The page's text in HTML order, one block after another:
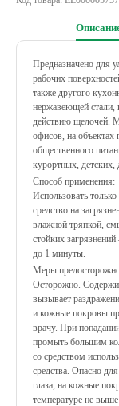
Предназначено для
рабочих
также другого
нержавеющей стали,
действию щелочей.
офисов, на
общественного
курортных,
Способ применения:
Использовать
средство на
влажной тряпкой,
стойких
до 1 минуты.
Меры
Осторожно.
вызывает
и кожные покровы
врачу. При
промыть большим
со средством
средства. Опасно
глаза, на кожные
температуре не